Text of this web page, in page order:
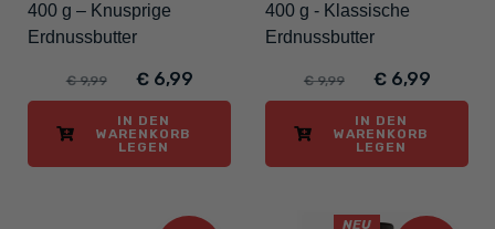
400 g – Knusprige
Erdnussbutter
€ 9,99 € 6,99
IN DEN
WARENKORB
LEGEN
400 g - Klassische
Erdnussbutter
€ 9,99 € 6,99
IN DEN
WARENKORB
LEGEN
NEU